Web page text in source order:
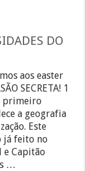
DO
aos easter
SECRETA! 1
primeiro
a geografia
Este
já feito no
e Capitão
…